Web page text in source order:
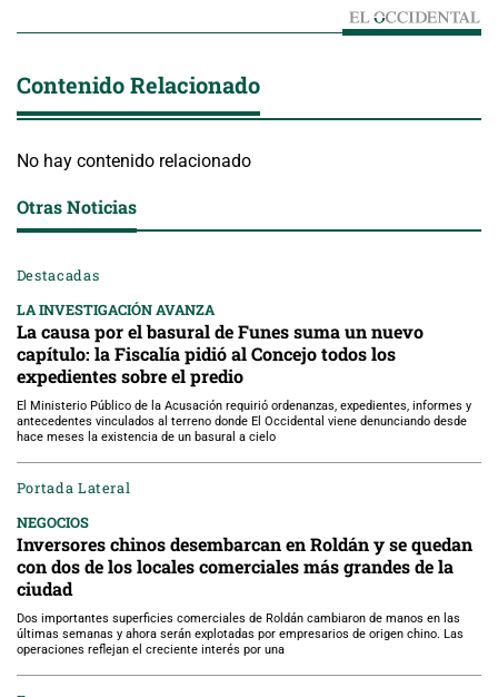
Contenido Relacionado
No hay contenido relacionado
Otras Noticias
Destacadas
LA INVESTIGACIÓN AVANZA
La causa por el basural de Funes suma un nuevo
capítulo: la Fiscalía pidió al Concejo todos los
expedientes sobre el predio
El Ministerio Público de la Acusación requirió ordenanzas, expedientes, informes y
antecedentes vinculados al terreno donde El Occidental viene denunciando desde
hace meses la existencia de un basural a cielo
Portada Lateral
NEGOCIOS
Inversores chinos desembarcan en Roldán y se quedan
con dos de los locales comerciales más grandes de la
ciudad
Dos importantes superficies comerciales de Roldán cambiaron de manos en las
últimas semanas y ahora serán explotadas por empresarios de origen chino. Las
operaciones reflejan el creciente interés por una